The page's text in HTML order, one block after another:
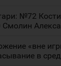
№72
«вне
в